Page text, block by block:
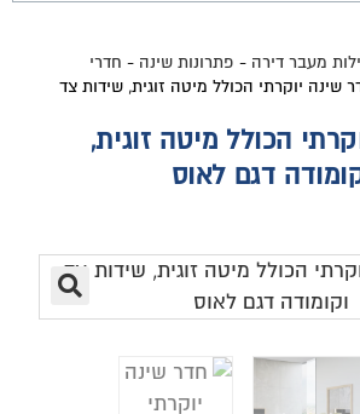
מעבר דירה - פתרונות שינה - חדרי
שינה יוקרתי הכולל מיטה זוגית, שידות צד
הכולל מיטה זוגית,
דגם לאוס